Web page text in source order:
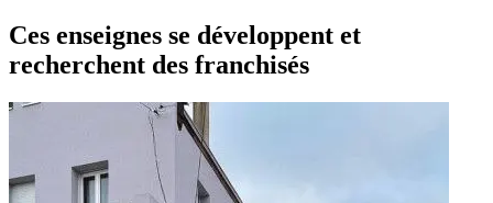
Ces enseignes se développent et
recherchent des franchisés